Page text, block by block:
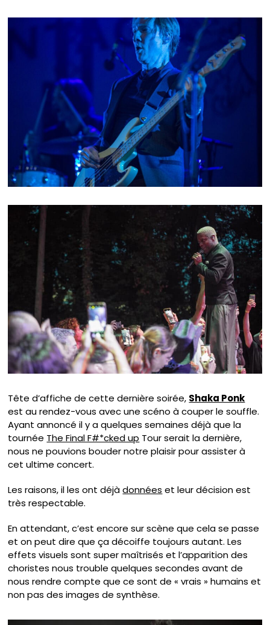
Tête d’affiche de cette dernière soirée, Shaka Ponk
est au rendez-vous avec une scéno à couper le souffle.
Ayant annoncé il y a quelques semaines déjà que la
tournée The Final F#*cked up Tour serait la dernière,
nous ne pouvions bouder notre plaisir pour assister à
cet ultime concert.
Les raisons, il les ont déjàdonnées et leur décision est
très respectable.
En attendant, c’est encore sur scène que cela se passe
et on peut dire que ça décoiffe toujours autant. Les
effets visuels sont super maîtrisés et l’apparition des
choristes nous trouble quelques secondes avant de
nous rendre compte que ce sont de « vrais » humains et
non pas des images de synthèse.